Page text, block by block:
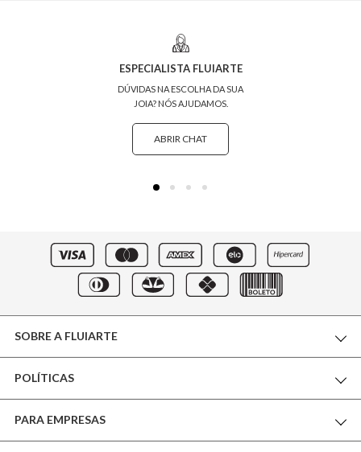
ESPECIALISTA FLUIARTE
DÚVIDAS NA ESCOLHA DA SUA
JOIA? NÓS AJUDAMOS.
ABRIR CHAT
SOBRE A FLUIARTE
THE WORLD OF FLUIARTE
NOSSA BOUTIQUE
POLÍTICAS
CERTIFICADO DE GARANTIA
PARA EMPRESAS